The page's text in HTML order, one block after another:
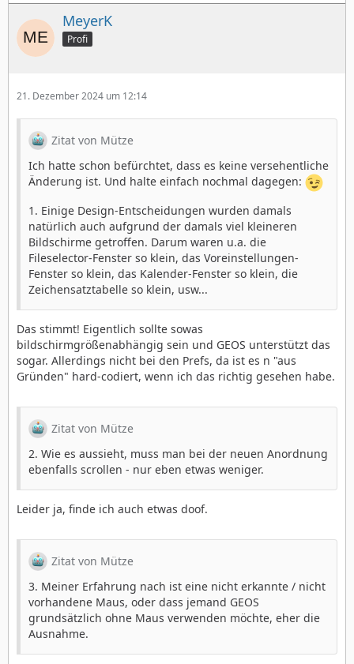
MeyerK
Profi
21. Dezember 2024 um 12:14
Zitat von Mütze
Ich hatte schon befürchtet, dass es keine versehentliche
Änderung ist. Und halte einfach nochmal dagegen:
1. Einige Design-Entscheidungen wurden damals
natürlich auch aufgrund der damals viel kleineren
Bildschirme getroffen. Darum waren u.a. die
Fileselector-Fenster so klein, das Voreinstellungen-
Fenster so klein, das Kalender-Fenster so klein, die
Zeichensatztabelle so klein, usw...
Das stimmt! Eigentlich sollte sowas
bildschirmgrößenabhängig sein und GEOS unterstützt das
sogar. Allerdings nicht bei den Prefs, da ist es n "aus
Gründen" hard-codiert, wenn ich das richtig gesehen habe.
Zitat von Mütze
2. Wie es aussieht, muss man bei der neuen Anordnung
ebenfalls scrollen - nur eben etwas weniger.
Leider ja, finde ich auch etwas doof.
Zitat von Mütze
3. Meiner Erfahrung nach ist eine nicht erkannte / nicht
vorhandene Maus, oder dass jemand GEOS
grundsätzlich ohne Maus verwenden möchte, eher die
Ausnahme.